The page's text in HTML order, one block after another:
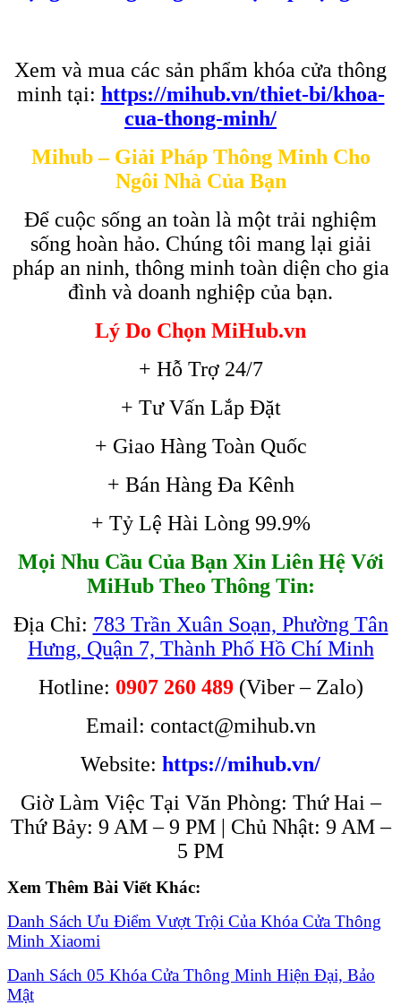
Xem và mua các sản phẩm khóa cửa thông
minh tại: https://mihub.vn/thiet-bi/khoa-
cua-thong-minh/
Mihub – Giải Pháp Thông Minh Cho
Ngôi Nhà Của Bạn
Để cuộc sống an toàn là một trải nghiệm
sống hoàn hảo. Chúng tôi mang lại giải
pháp an ninh, thông minh toàn diện cho gia
đình và doanh nghiệp của bạn.
Lý Do Chọn MiHub.vn
+ Hỗ Trợ 24/7
+ Tư Vấn Lắp Đặt
+ Giao Hàng Toàn Quốc
+ Bán Hàng Đa Kênh
+ Tỷ Lệ Hài Lòng 99.9%
Mọi Nhu Cầu Của Bạn Xin Liên Hệ Với
MiHub Theo Thông Tin:
Địa Chỉ: 783 Trần Xuân Soạn, Phường Tân
Hưng, Quận 7, Thành Phố Hồ Chí Minh
Hotline: 0907 260 489(Viber – Zalo)
Email: contact@mihub.vn
Website: https://mihub.vn/
Giờ Làm Việc Tại Văn Phòng: Thứ Hai –
Thứ Bảy: 9 AM – 9 PM | Chủ Nhật: 9 AM –
5 PM
Xem Thêm Bài Viết Khác:
Danh Sách Ưu Điểm Vượt Trội Của Khóa Cửa Thông
Minh Xiaomi
Danh Sách 05 Khóa Cửa Thông Minh Hiện Đại, Bảo
Mật